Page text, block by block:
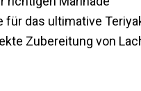
für das ultimative
Zubereitung von